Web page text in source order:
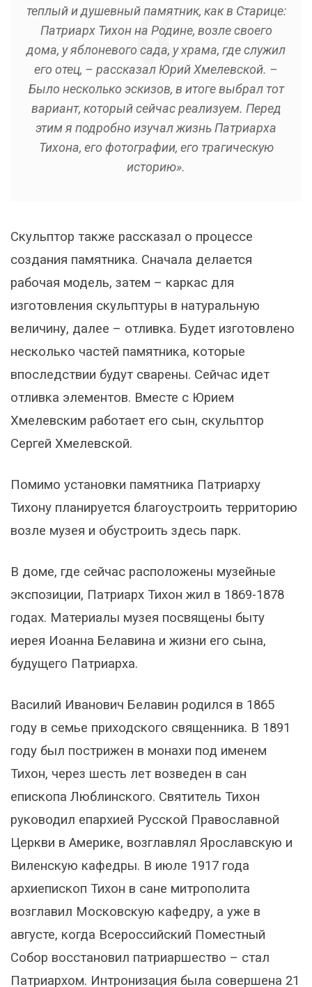
теплый и душевный памятник, как в Старице:
Патриарх Тихон на Родине, возле своего
дома, у яблоневого сада, у храма, где служил
его отец, – рассказал Юрий Хмелевской. –
Было несколько эскизов, в итоге выбрал тот
вариант, который сейчас реализуем. Перед
этим я подробно изучал жизнь Патриарха
Тихона, его фотографии, его трагическую
историю».
Скульптор также рассказал о процессе
создания памятника. Сначала делается
рабочая модель, затем – каркас для
изготовления скульптуры в натуральную
величину, далее – отливка. Будет изготовлено
несколько частей памятника, которые
впоследствии будут сварены. Сейчас идет
отливка элементов. Вместе с Юрием
Хмелевским работает его сын, скульптор
Сергей Хмелевской.
Помимо установки памятника Патриарху
Тихону планируется благоустроить территорию
возле музея и обустроить здесь парк.
В доме, где сейчас расположены музейные
экспозиции, Патриарх Тихон жил в 1869-1878
годах. Материалы музея посвящены быту
иерея Иоанна Белавина и жизни его сына,
будущего Патриарха.
Василий Иванович Белавин родился в 1865
году в семье приходского священника. В 1891
году был пострижен в монахи под именем
Тихон, через шесть лет возведен в сан
епископа Люблинского. Святитель Тихон
руководил епархией Русской Православной
Церкви в Америке, возглавлял Ярославскую и
Виленскую кафедры. В июле 1917 года
архиепископ Тихон в сане митрополита
возглавил Московскую кафедру, а уже в
августе, когда Всероссийский Поместный
Собор восстановил патриаршество – стал
Патриархом. Интронизация была совершена 21